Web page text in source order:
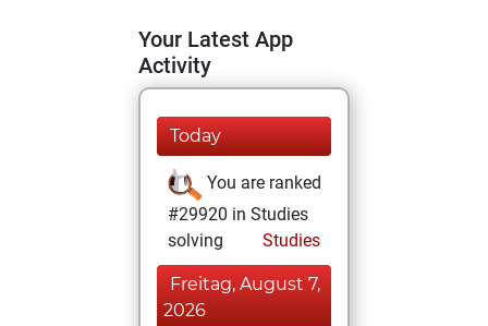
Your Latest App
Activity
Today
You are ranked
#29920 in Studies
solving
Studies
Freitag, August 7,
2026